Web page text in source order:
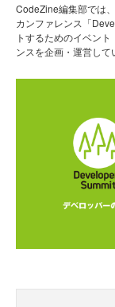
CodeZine編集部では
カンファレンス「
トするためのイベン
ンスを企画・運営して